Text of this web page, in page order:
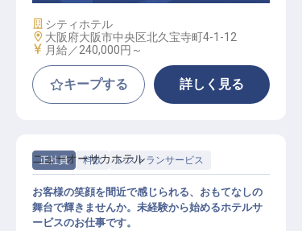
施設業態
シティホテル
勤務地
大阪府大阪市中央区北久宝寺町4-1-12
給与
月給／240,000円～
キープする 詳しく見る
正社員 料飲 レストランサービス
ニューオーサカホテル
お客様の笑顔を間近で感じられる、おもてなしの
舞台で輝きませんか。未経験から始めるホテルサ
ービスのお仕事です。